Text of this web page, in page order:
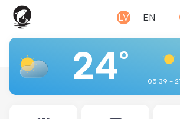
LV EN
24°
05:39 -